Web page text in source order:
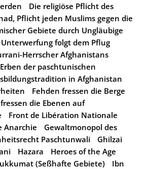
Die religiöse Pflicht des
Pflicht jeden Muslims gegen die
Gebiete durch Ungläubige
Unterwerfung folgt dem Pflug
Herrscher Afghanistans
Erben der paschtunischen
in Afghanistan
Fehden fressen die Berge
die Ebenen auf
Front de Libération Nationale
Anarchie
Gewaltmonopol des
Paschtunwali
Ghilzai
Hazara
Heroes of the Age
(Seßhafte Gebiete)
Ibn